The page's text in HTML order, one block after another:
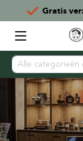
Gratis